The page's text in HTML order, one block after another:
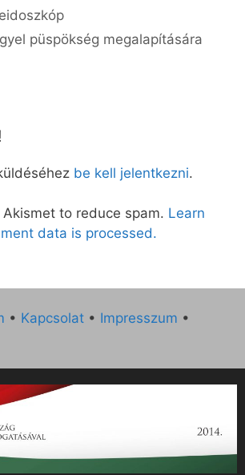
püspökség megalapítására
be kell jelentkezni.
to reduce spam. Learn
data is processed.
• Kapcsolat • Impresszum •